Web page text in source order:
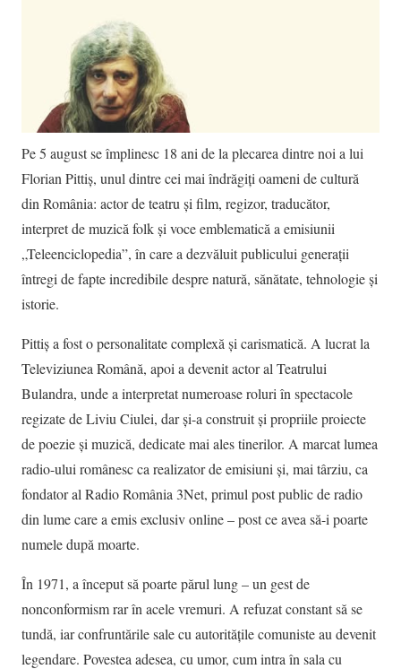
Pe 5 august se împlinesc 18 ani de la plecarea dintre noi a lui
Florian Pittiş, unul dintre cei mai îndrăgiţi oameni de cultură
din România: actor de teatru şi film, regizor, traducător,
interpret de muzică folk și voce emblematică a emisiunii
„Teleenciclopedia”, în care a dezvăluit publicului generații
întregi de fapte incredibile despre natură, sănătate, tehnologie și
istorie.
Pittiş a fost o personalitate complexă şi carismatică. A lucrat la
Televiziunea Română, apoi a devenit actor al Teatrului
Bulandra, unde a interpretat numeroase roluri în spectacole
regizate de Liviu Ciulei, dar și-a construit și propriile proiecte
de poezie și muzică, dedicate mai ales tinerilor. A marcat lumea
radio-ului românesc ca realizator de emisiuni şi, mai târziu, ca
fondator al Radio România 3Net, primul post public de radio
din lume care a emis exclusiv online – post ce avea să-i poarte
numele după moarte.
În 1971, a început să poarte părul lung – un gest de
nonconformism rar în acele vremuri. A refuzat constant să se
tundă, iar confruntările sale cu autoritățile comuniste au devenit
legendare. Povestea adesea, cu umor, cum intra în sala cu